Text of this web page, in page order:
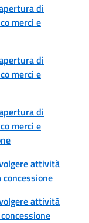
di
merci e
di
merci e
di
merci e
attività
attività